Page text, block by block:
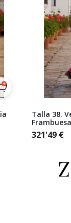
Talla 38.
321'49 €